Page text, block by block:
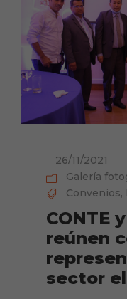
26/11/2021
Galería
Convenios,
CONTE
reúnen
sector